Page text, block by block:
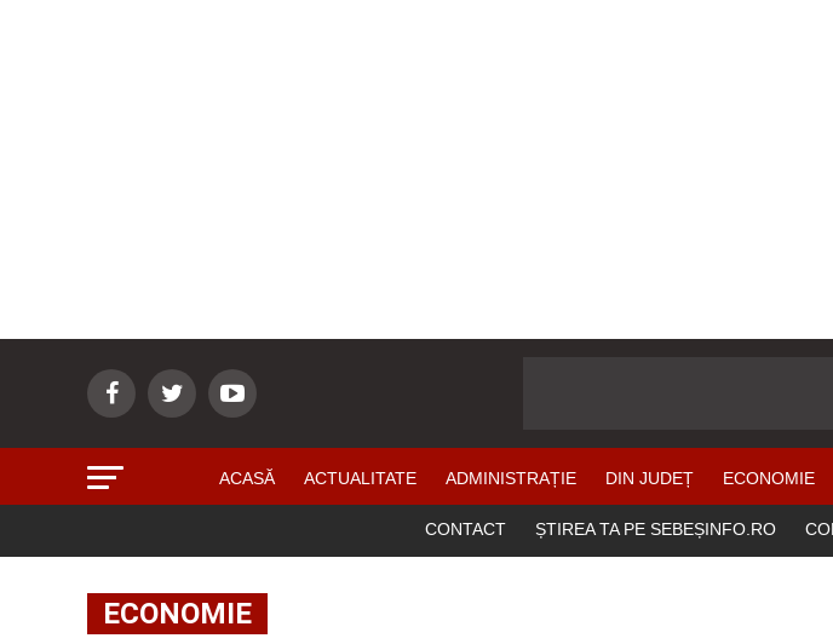
ACASĂ ACTUALITATE ADMINISTRAȚIE DIN JUDEȚ ECONOMIE
CONTACT ȘTIREA TA PE SEBEȘINFO.RO
ECONOMIE